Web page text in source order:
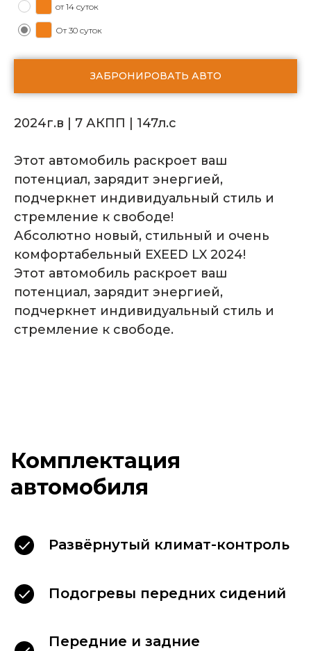
от 14 суток
От 30 суток
ЗАБРОНИРОВАТЬ АВТО
2024г.в | 7 АКПП | 147л.с
Этот автомобиль раскроет ваш
потенциал, зарядит энергией,
подчеркнет индивидуальный стиль и
стремление к свободе!
Абсолютно новый, стильный и очень
комфортабельный EXEED LX 2024!
Этот автомобиль раскроет ваш
потенциал, зарядит энергией,
подчеркнет индивидуальный стиль и
стремление к свободе.
Комплектация
автомобиля
Развёрнутый климат-контроль
Подогревы передних сидений
Передние и задние